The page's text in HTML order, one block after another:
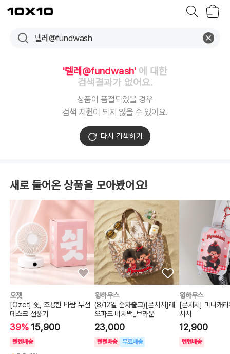
텐
바
'텔레@fundwash'에 대한
검색결과가 없어요.
상품이 품절되었을 경우
검색 지원이 되지 않을 수 있어요.
다시 검색하기
새로 들어온 상품을 모아봤어요!
오젯
[Ozet] 쉿, 조용한 바람 무선
데스크 선풍기
39% 15,900
텐텐배송
윙하우스
(8/12일 순차출고)[몬치치]레
오파드 비치백_브라운
23,000
텐텐배송 무료배송
윙하우스
[몬치치] 미니캐리
치치
12,900
텐텐배송